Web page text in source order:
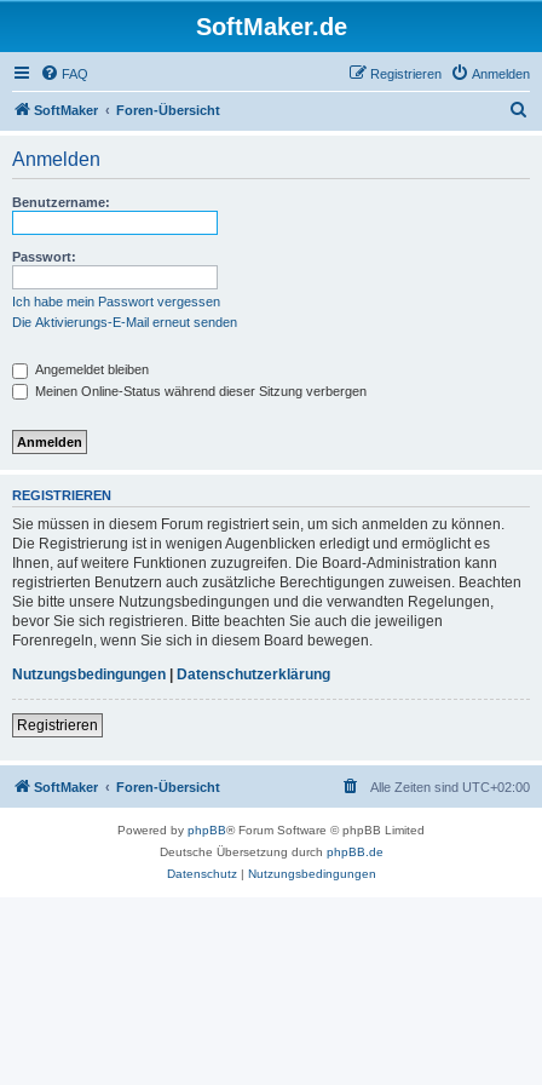
SoftMaker.de
FAQ Anmelden
Registrieren
SoftMaker Foren-Übersicht
Anmelden
Benutzername:
Passwort:
Ich habe mein Passwort vergessen
Die Aktivierungs-E-Mail erneut senden
Angemeldet bleiben
Meinen Online-Status während dieser Sitzung verbergen
REGISTRIEREN
Sie müssen in diesem Forum registriert sein, um sich anmelden zu können.
Die Registrierung ist in wenigen Augenblicken erledigt und ermöglicht es
Ihnen, auf weitere Funktionen zuzugreifen. Die Board-Administration kann
registrierten Benutzern auch zusätzliche Berechtigungen zuweisen. Beachten
Sie bitte unsere Nutzungsbedingungen und die verwandten Regelungen,
bevor Sie sich registrieren. Bitte beachten Sie auch die jeweiligen
Forenregeln, wenn Sie sich in diesem Board bewegen.
Nutzungsbedingungen | Datenschutzerklärung
Registrieren
SoftMaker Foren-Übersicht Alle Zeiten sind UTC+02:00
Powered by phpBB® Forum Software © phpBB Limited
Deutsche Übersetzung durch phpBB.de
Datenschutz| Nutzungsbedingungen